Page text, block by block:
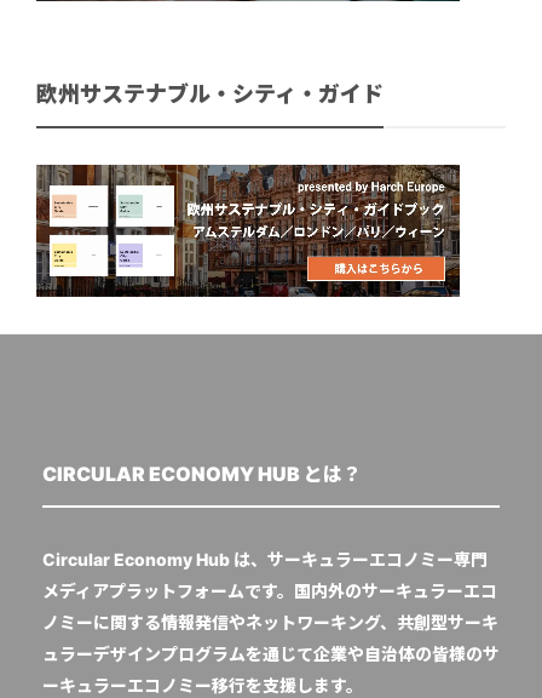
欧州サステナブル・シティ・ガイド
CIRCULAR ECONOMY HUB とは？
Circular Economy Hub は、サーキュラーエコノミー専門
メディアプラットフォームです。国内外のサーキュラーエコ
ノミーに関する情報発信やネットワーキング、共創型サーキ
ュラーデザインプログラムを通じて企業や自治体の皆様のサ
ーキュラーエコノミー移行を支援します。